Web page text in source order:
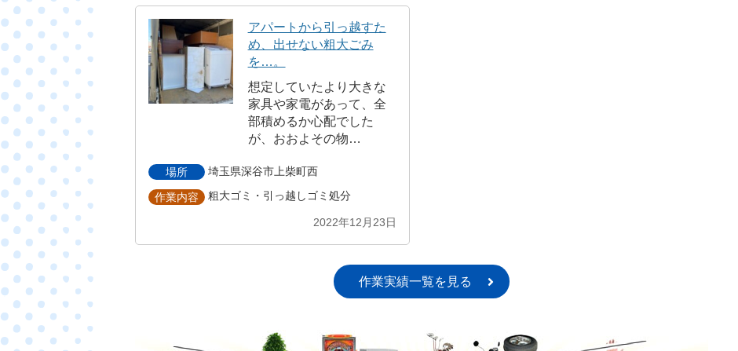
アパートから引っ越すた
め、出せない粗大ごみ
を…。
想定していたより大きな
家具や家電があって、全
部積めるか心配でした
が、おおよその物…
場所 埼玉県深谷市上柴町西
作業内容 粗大ゴミ・引っ越しゴミ処分
2022年12月23日
作業実績一覧を見る